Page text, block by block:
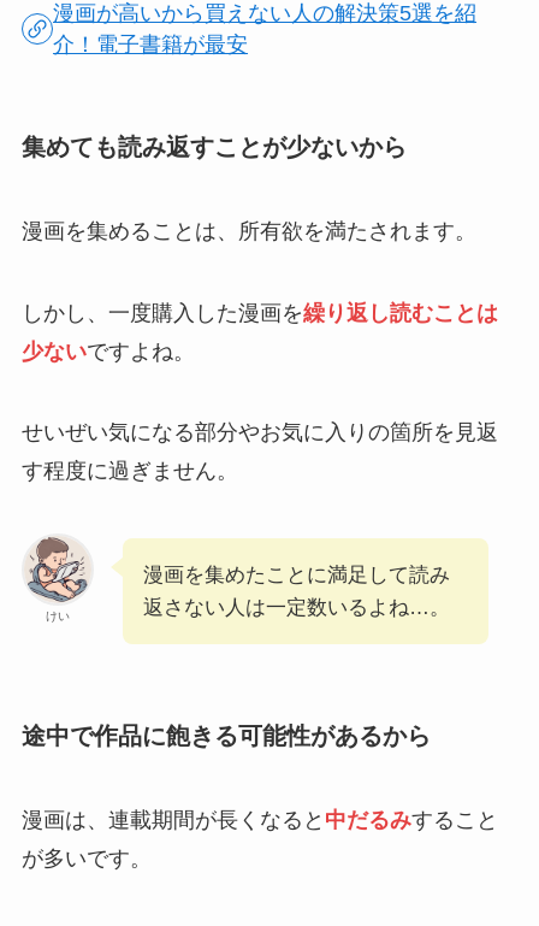
漫画が高いから買えない人の解決策5選を紹
介！電子書籍が最安
集めても読み返すことが少ないから
漫画を集めることは、所有欲を満たされます。
しかし、一度購入した漫画を繰り返し読むことは
少ないですよね。
せいぜい気になる部分やお気に入りの箇所を見返
す程度に過ぎません。
けい
漫画を集めたことに満足して読み
返さない人は一定数いるよね…。
途中で作品に飽きる可能性があるから
漫画は、連載期間が長くなると 中だるみすること
が多いです。